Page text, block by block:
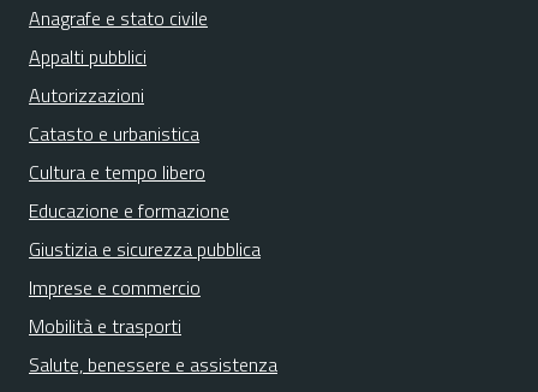
Anagrafe e stato civile
Appalti pubblici
Autorizzazioni
Catasto e urbanistica
Cultura e tempo libero
Educazione e formazione
Giustizia e sicurezza pubblica
Imprese e commercio
Mobilità e trasporti
Salute, benessere e assistenza